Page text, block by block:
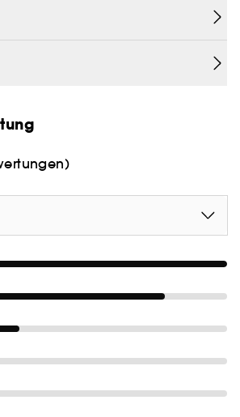
Hautton und in der Hautstruktur,
sowie vergrößerte Poren.